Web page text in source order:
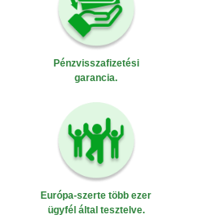
Pénzvisszafizetési
garancia.
Európa-szerte több ezer
ügyfél által tesztelve.